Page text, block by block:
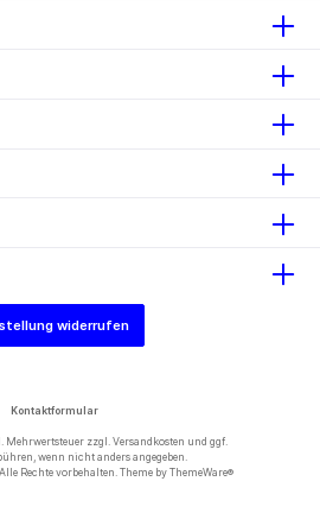
widerrufen
Kontaktformular
Mehrwertsteuer zzgl. Versandkosten und ggf.
wenn nicht anders angegeben.
Rechte vorbehalten. Theme byThemeWare®